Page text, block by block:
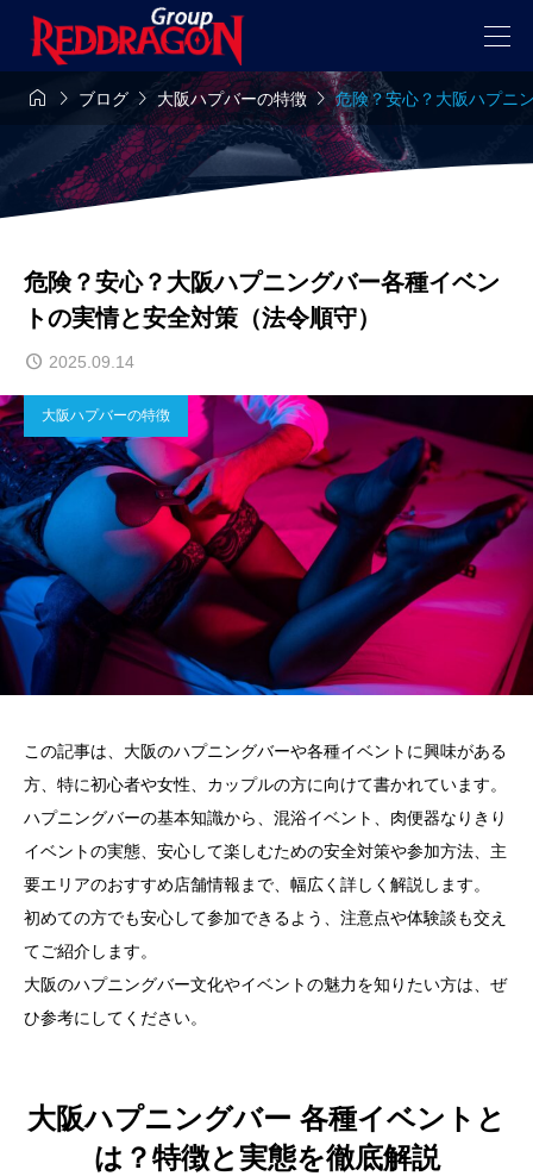
  ブログ 大阪ハプバーの特徴危険？安心？大阪ハプニ
危険？安心？大阪ハプニングバー各種イベン
トの実情と安全対策（法令順守）
2025.09.14
大阪ハプバーの特徴
この記事は、大阪のハプニングバーや各種イベントに興味がある
方、特に初心者や女性、カップルの方に向けて書かれています。
ハプニングバーの基本知識から、混浴イベント、肉便器なりきり
イベントの実態、安心して楽しむための安全対策や参加方法、主
要エリアのおすすめ店舗情報まで、幅広く詳しく解説します。
初めての方でも安心して参加できるよう、注意点や体験談も交え
てご紹介します。
大阪のハプニングバー文化やイベントの魅力を知りたい方は、ぜ
ひ参考にしてください。
大阪ハプニングバー 各種イベントと
は？特徴と実態を徹底解説